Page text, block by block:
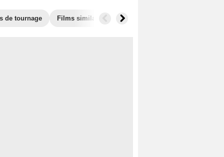
de tournage Films similaires